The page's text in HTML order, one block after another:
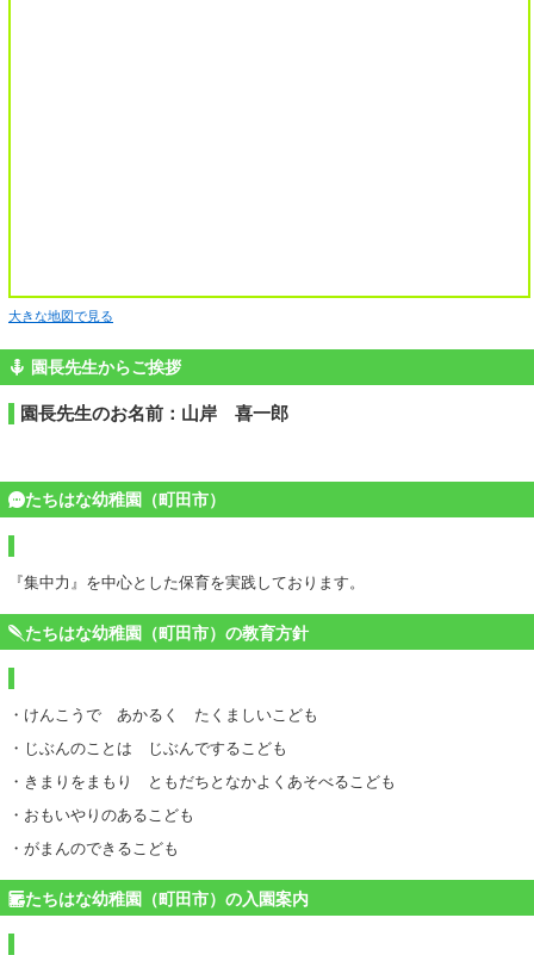
大きな地図で見る
園長先生からご挨拶
園長先生のお名前：山岸 喜一郎
たちはな幼稚園（町田市）
『集中力』を中心とした保育を実践しております。
たちはな幼稚園（町田市）の教育方針
・けんこうで あかるく たくましいこども
・じぶんのことは じぶんでするこども
・きまりをまもり ともだちとなかよくあそべるこども
・おもいやりのあるこども
・がまんのできるこども
たちはな幼稚園（町田市）の入園案内